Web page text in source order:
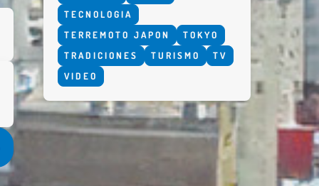
TECNOLOGIA
TERREMOTO JAPON
TOKYO
TRADICIONES
TURISMO
TV
VIDEO